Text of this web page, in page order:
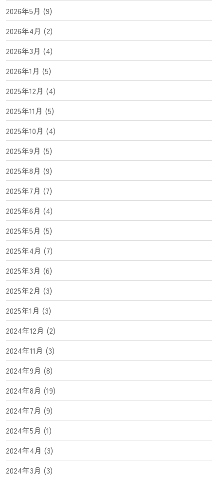
2026年5月 (9)
2026年4月 (2)
2026年3月 (4)
2026年1月 (5)
2025年12月 (4)
2025年11月 (5)
2025年10月 (4)
2025年9月 (5)
2025年8月 (9)
2025年7月 (7)
2025年6月 (4)
2025年5月 (5)
2025年4月 (7)
2025年3月 (6)
2025年2月 (3)
2025年1月 (3)
2024年12月 (2)
2024年11月 (3)
2024年9月 (8)
2024年8月 (19)
2024年7月 (9)
2024年5月 (1)
2024年4月 (3)
2024年3月 (3)